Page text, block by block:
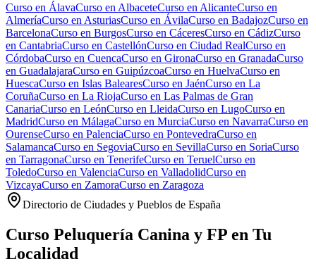
Curso en ÁlavaCurso en AlbaceteCurso en AlicanteCurso en
AlmeríaCurso en AsturiasCurso en ÁvilaCurso en BadajozCurso en
BarcelonaCurso en BurgosCurso en CáceresCurso en CádizCurso
en CantabriaCurso en CastellónCurso en Ciudad RealCurso en
CórdobaCurso en CuencaCurso en GironaCurso en GranadaCurso
en GuadalajaraCurso en GuipúzcoaCurso en HuelvaCurso en
HuescaCurso en Islas BalearesCurso en JaénCurso en La
CoruñaCurso en La RiojaCurso en Las Palmas de Gran
CanariaCurso en LeónCurso en LleidaCurso en LugoCurso en
MadridCurso en MálagaCurso en MurciaCurso en NavarraCurso en
OurenseCurso en PalenciaCurso en PontevedraCurso en
SalamancaCurso en SegoviaCurso en SevillaCurso en SoriaCurso
en TarragonaCurso en TenerifeCurso en TeruelCurso en
ToledoCurso en ValenciaCurso en ValladolidCurso en
VizcayaCurso en ZamoraCurso en Zaragoza
Directorio de Ciudades y Pueblos de España
Curso Peluquería Canina y FP en Tu
Localidad